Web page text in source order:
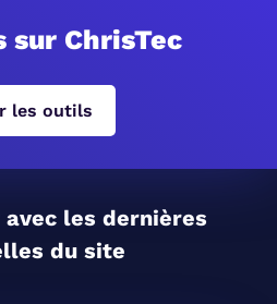
sur ChrisTec
les outils
avec les dernières
du site